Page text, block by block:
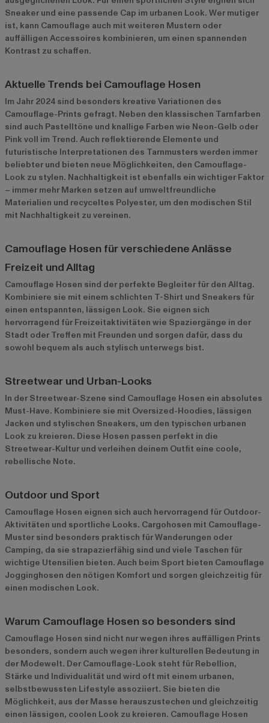
Sneaker und eine passende Cap im urbanen Look. Wer mutiger
ist, kann Camouflage auch mit weiteren Mustern oder
auffälligen Accessoires kombinieren, um einen spannenden
Kontrast zu schaffen.
Aktuelle Trends bei Camouflage Hosen
Im Jahr 2024 sind besonders kreative Variationen des
Camouflage-Prints gefragt. Neben den klassischen Tarnfarben
sind auch Pastelltöne und knallige Farben wie Neon-Gelb oder
Pink voll im Trend. Auch reflektierende Elemente und
futuristische Interpretationen des Tarnmusters werden immer
beliebter und bieten neue Möglichkeiten, den Camouflage-
Look zu stylen. Nachhaltigkeit ist ebenfalls ein wichtiger Faktor
– immer mehr Marken setzen auf umweltfreundliche
Materialien und recyceltes Polyester, um den modischen Stil
mit Nachhaltigkeit zu vereinen.
Camouflage Hosen für verschiedene Anlässe
Freizeit und Alltag
Camouflage Hosen sind der perfekte Begleiter für den Alltag.
Kombiniere sie mit einem schlichten T-Shirt und Sneakers für
einen entspannten, lässigen Look. Sie eignen sich
hervorragend für Freizeitaktivitäten wie Spaziergänge in der
Stadt oder Treffen mit Freunden und sorgen dafür, dass du
sowohl bequem als auch stylisch unterwegs bist.
Streetwear und Urban-Looks
In der Streetwear-Szene sind Camouflage Hosen ein absolutes
Must-Have. Kombiniere sie mit Oversized-Hoodies, lässigen
Jacken und stylischen Sneakers, um den typischen urbanen
Look zu kreieren. Diese Hosen passen perfekt in die
Streetwear-Kultur und verleihen deinem Outfit eine coole,
rebellische Note.
Outdoor und Sport
Camouflage Hosen eignen sich auch hervorragend für Outdoor-
Aktivitäten und sportliche Looks. Cargohosen mit Camouflage-
Muster sind besonders praktisch für Wanderungen oder
Camping, da sie strapazierfähig sind und viele Taschen für
wichtige Utensilien bieten. Auch beim Sport bieten Camouflage
Jogginghosen den nötigen Komfort und sorgen gleichzeitig für
einen modischen Look.
Warum Camouflage Hosen so besonders sind
Camouflage Hosen sind nicht nur wegen ihres auffälligen Prints
besonders, sondern auch wegen ihrer kulturellen Bedeutung in
der Modewelt. Der Camouflage-Look steht für Rebellion,
Stärke und Individualität und wird oft mit einem urbanen,
selbstbewussten Lifestyle assoziiert. Sie bieten die
Möglichkeit, aus der Masse herauszustechen und gleichzeitig
einen lässigen, coolen Look zu kreieren. Camouflage Hosen